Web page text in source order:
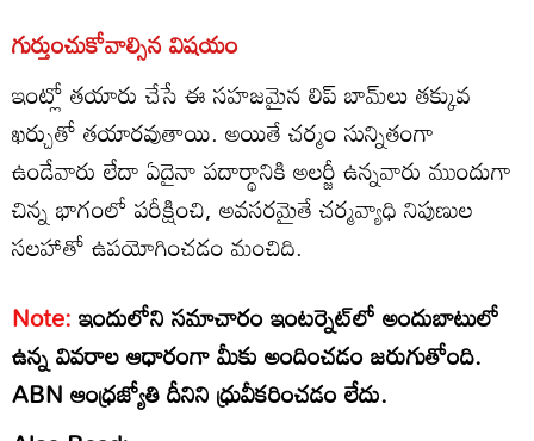
గుర్తుంచుకోవాల్సిన విషయం
ఇంట్లో తయారు చేసే ఈ సహజమైన లిప్ బామ్‌లు తక్కువ
ఖర్చుతో తయారవుతాయి. అయితే చర్మం సున్నితంగా
ఉండేవారు లేదా ఏదైనా పదార్థానికి అలర్జీ ఉన్నవారు ముందుగా
చిన్న భాగంలో పరీక్షించి, అవసరమైతే చర్మవ్యాధి నిపుణుల
సలహాతో ఉపయోగించడం మంచిది.
Note:ఇందులోని సమాచారం ఇంటర్నెట్‌లో అందుబాటులో
ఉన్న వివరాల ఆధారంగా మీకు అందించడం జరుగుతోంది.
ABN ఆంధ్రజ్యోతి దీనిని ధ్రువీకరించడం లేదు.